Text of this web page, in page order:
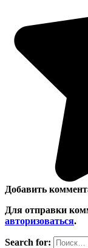
Добавить
Для отправки
авторизоваться.
Search for: